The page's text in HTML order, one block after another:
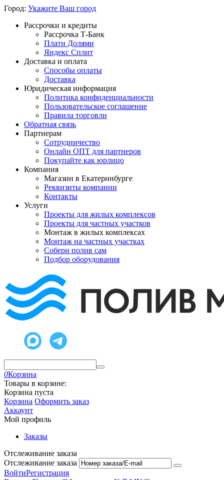
Город: Укажите Ваш город
Рассрочки и кредиты
Рассрочка Т-Банк
Плати Долями
Яндекс Сплит
Доставка и оплата
Способы оплаты
Доставка
Юридическая информация
Политика конфиденциальности
Пользовательское соглашение
Правила торговли
Обратная связь
Партнерам
Сотрудничество
Онлайн ОПТ для партнеров
Покупайте как юрлицо
Компания
Магазин в Екатеринбурге
Реквизиты компании
Контакты
Услуги
Проекты для жилых комплексов
Проекты для частных участков
Монтаж в жилых комплексах
Монтаж на частных участках
Собери полив сам
Подбор оборудования
0Корзина
Товары в корзине:
Корзина пуста
Корзина Оформить заказ
Аккаунт
Мой профиль
Заказы
Отслеживание заказа
Отслеживание заказа
ВойтиРегистрация